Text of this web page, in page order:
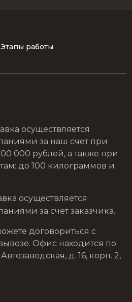
Этапы работы
осуществляется
за наш счет при
000 рублей, а также при
до 100 килограммов и
осуществляется
за счет заказчика.
договориться с
Офис находится по
д. 16, корп. 2,